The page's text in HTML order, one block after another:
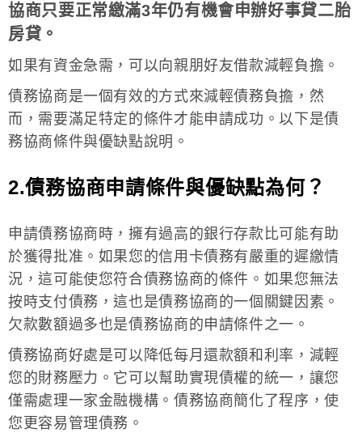
協商只要正常繳滿3年仍有機會申辦好事貸二胎
房貸。
如果有資金急需，可以向親朋好友借款減輕負擔。
債務協商是一個有效的方式來減輕債務負擔，然
而，需要滿足特定的條件才能申請成功。以下是債
務協商條件與優缺點說明。
2.債務協商申請條件與優缺點為何？
申請債務協商時，擁有過高的銀行存款比可能有助
於獲得批准。如果您的信用卡債務有嚴重的遲繳情
況，這可能使您符合債務協商的條件。如果您無法
按時支付債務，這也是債務協商的一個關鍵因素。
欠款數額過多也是債務協商的申請條件之一。
債務協商好處是可以降低每月還款額和利率，減輕
您的財務壓力。它可以幫助實現債權的統一，讓您
僅需處理一家金融機構。債務協商簡化了程序，使
您更容易管理債務。